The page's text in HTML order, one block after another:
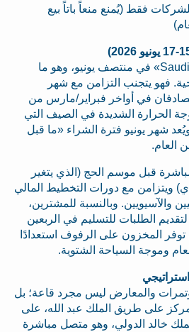
فقط (يُمنع منعاً باتاً بيع
يُقام معرض «Saudifood 2026» في منتصف يونيو، وهو ما
فهو يتجنب التزامن مع شهر
في أواخر فبراير/مارس من
موجة الحرارة الشديدة في الصيف التي
شهر يونيو فترة الشراء «ما قبل
العام.
قبل موسم الحج (الذي يتغير
ويتزامن مع دورات التخطيط المالي
والآسيويين. وبالنسبة للمشترين،
الطلبات للتسليم في الربعين
توفر المخزون على الرفوف استعدادًا
وموجة السياحة الشتوية.
والمعارض ليس مجرد قاعة؛ بل
على طريق الملك عبد الله، على
الملك خالد الدولي، وهو متصل مباشرة